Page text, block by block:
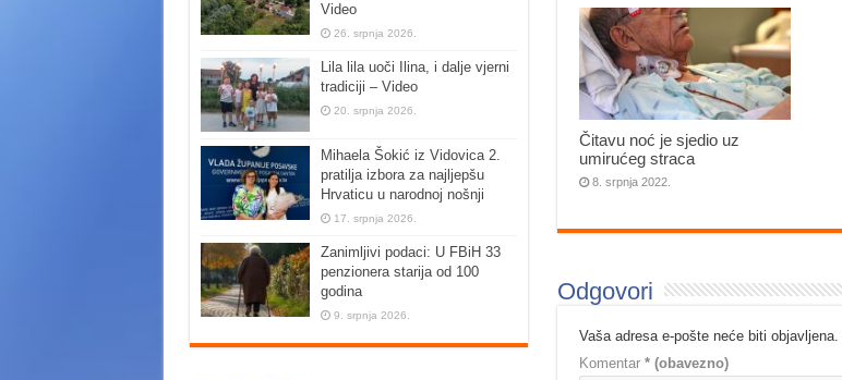
Čitavu noć je sjedio uz
umirućeg straca
8. srpnja 2022.
Odgovori
Vaša adresa e-pošte neće biti objavljena.
Komentar * (obavezno)
Video
26. srpnja 2026.
Lila lila uoči Ilina, i dalje vjerni
tradiciji – Video
20. srpnja 2026.
Mihaela Šokić iz Vidovica 2.
pratilja izbora za najljepšu
Hrvaticu u narodnoj nošnji
17. srpnja 2026.
Zanimljivi podaci: U FBiH 33
penzionera starija od 100
godina
9. srpnja 2026.